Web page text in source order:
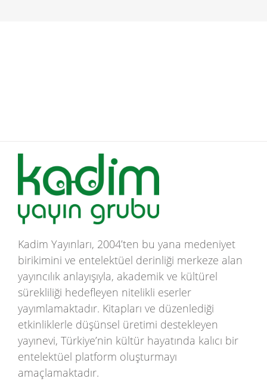
Kadim Yayınları, 2004’ten bu yana medeniyet
birikimini ve entelektüel derinliği merkeze alan
yayıncılık anlayışıyla, akademik ve kültürel
sürekliliği hedefleyen nitelikli eserler
yayımlamaktadır. Kitapları ve düzenlediği
etkinliklerle düşünsel üretimi destekleyen
yayınevi, Türkiye’nin kültür hayatında kalıcı bir
entelektüel platform oluşturmayı
amaçlamaktadır.